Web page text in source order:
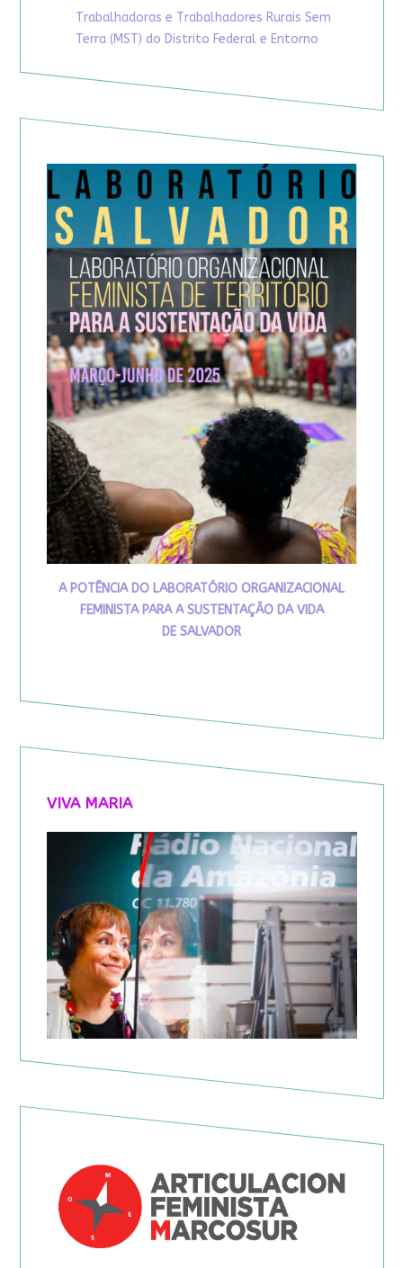
Trabalhadoras e Trabalhadores Rurais Sem
Terra (MST) do Distrito Federal e Entorno
A POTÊNCIA DO LABORATÓRIO ORGANIZACIONAL
FEMINISTA PARA A SUSTENTAÇÃO DA VIDA
DE SALVADOR
VIVA MARIA